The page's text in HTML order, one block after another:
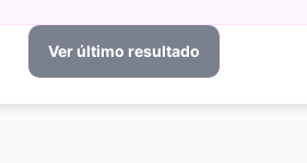
Ver último resultado